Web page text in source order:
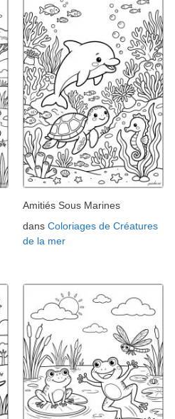
Amitiés Sous Marines
dans Coloriages de Créatures
de la mer